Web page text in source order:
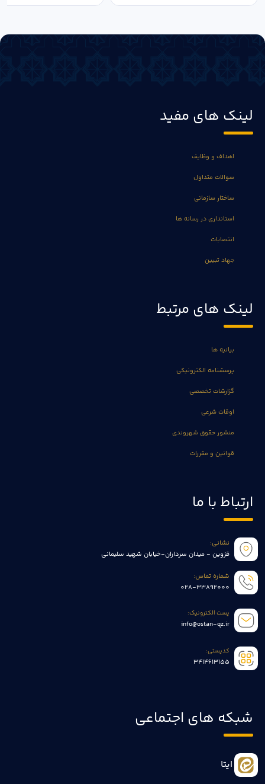
لینک های مفید
اهداف و وظایف
سوالات متداول
ساختار سازمانی
استانداری در رسانه ها
انتصابات
جهاد تبیین
لینک های مرتبط
بیانیه ها
پرسشنامه الکترونیکی
گزارشات تخصصی
اوقات شرعی
منشور حقوق شهروندی
قوانین و مقررات
ارتباط با ما
نشانی:
قزوین - میدان سرداران-خیابان شهید سلیمانی
شماره تماس:
028-33892000
پست الکترونیک:
info@ostan-qz.ir
کدپستی:
3414613155
شبکه های اجتماعی
ایتا